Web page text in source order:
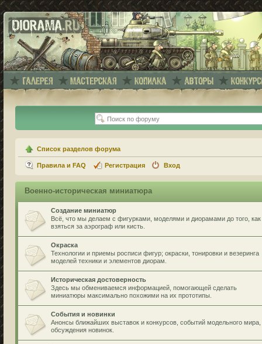
Список разделов форума
Правила и FAQ Регистрация Вход
Военно-историческая миниатюра
Создание миниатюр
Всё, что мы делаем с фигурками, моделями и диорамами до того, как
взяться за аэрограф или кисть.
Окраска
Технологии и приемы росписи фигур; окраски, тонировки и везеринга
моделей техники и элементов диорам.
Историческая достоверность
Здесь мы обмениваемся информацией, помогающей сделать
миниатюры максимально похожими на их прототипы.
События и новинки
Анонсы ближайших выставок и конкурсов, событий модельного мира,
обсуждения новинок.